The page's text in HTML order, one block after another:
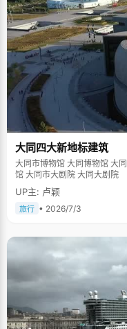
大同四大新地标建筑
大同市博物馆 大同博物馆 大同市美术馆 大同美术馆 大同市图书馆 大同图书
馆 大同市大剧院 大同大剧院
UP主: 卢颖
旅行 • 2026/7/3